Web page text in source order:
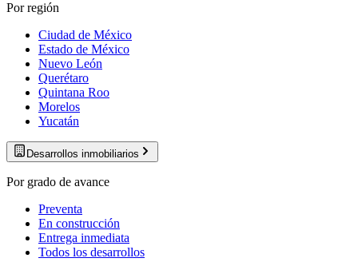
Por región
Ciudad de México
Estado de México
Nuevo León
Querétaro
Quintana Roo
Morelos
Yucatán
Desarrollos inmobiliarios
Por grado de avance
Preventa
En construcción
Entrega inmediata
Todos los desarrollos